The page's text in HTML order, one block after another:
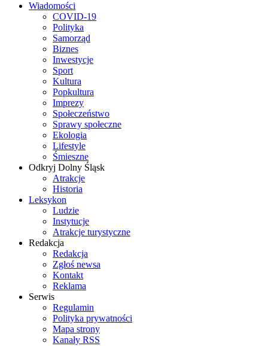
Wiadomości
COVID-19
Polityka
Samorząd
Biznes
Inwestycje
Sport
Kultura
Popkultura
Imprezy
Społeczeństwo
Sprawy społeczne
Ekologia
Lifestyle
Śmieszne
Odkryj Dolny Śląsk
Atrakcje
Historia
Leksykon
Ludzie
Instytucje
Atrakcje turystyczne
Redakcja
Redakcja
Zgłoś newsa
Kontakt
Reklama
Serwis
Regulamin
Polityka prywatności
Mapa strony
Kanały RSS